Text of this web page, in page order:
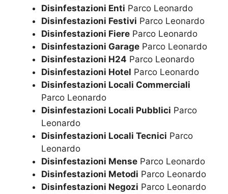
Disinfestazioni Enti Parco Leonardo
Disinfestazioni Festivi Parco Leonardo
Disinfestazioni Fiere Parco Leonardo
Disinfestazioni Garage Parco Leonardo
Disinfestazioni H24 Parco Leonardo
Disinfestazioni Hotel Parco Leonardo
Disinfestazioni Locali Commerciali
Parco Leonardo
Disinfestazioni Locali Pubblici Parco
Leonardo
Disinfestazioni Locali Tecnici Parco
Leonardo
Disinfestazioni Mense Parco Leonardo
Disinfestazioni Metodi Parco Leonardo
Disinfestazioni Negozi Parco Leonardo